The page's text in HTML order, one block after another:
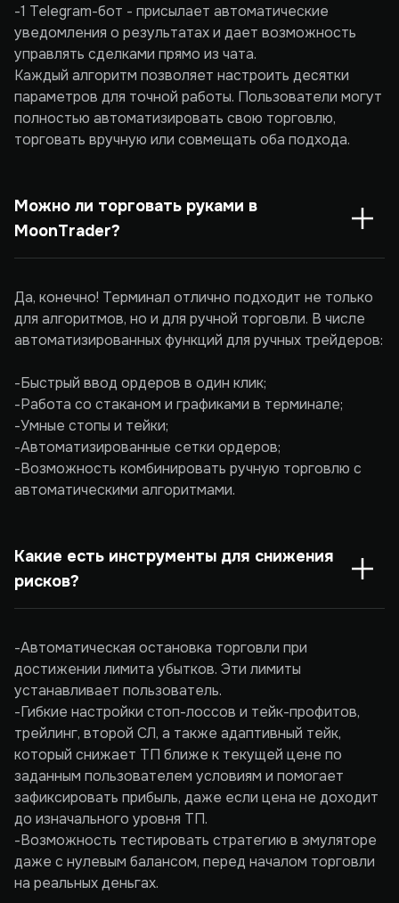
-1 Telegram-бот - присылает автоматические
уведомления о результатах и дает возможность
управлять сделками прямо из чата.
Каждый алгоритм позволяет настроить десятки
параметров для точной работы. Пользователи могут
полностью автоматизировать свою торговлю,
торговать вручную или совмещать оба подхода.
Можно ли торговать руками в
MoonTrader?
Да, конечно! Терминал отлично подходит не только
для алгоритмов, но и для ручной торговли. В числе
автоматизированных функций для ручных трейдеров:
-Быстрый ввод ордеров в один клик;
-Работа со стаканом и графиками в терминале;
-Умные стопы и тейки;
-Автоматизированные сетки ордеров;
-Возможность комбинировать ручную торговлю с
автоматическими алгоритмами.
Какие есть инструменты для снижения
рисков?
-Автоматическая остановка торговли при
достижении лимита убытков. Эти лимиты
устанавливает пользователь.
-Гибкие настройки стоп-лоссов и тейк-профитов,
трейлинг, второй СЛ, а также адаптивный тейк,
который снижает ТП ближе к текущей цене по
заданным пользователем условиям и помогает
зафиксировать прибыль, даже если цена не доходит
до изначального уровня ТП.
-Возможность тестировать стратегию в эмуляторе
даже с нулевым балансом, перед началом торговли
на реальных деньгах.